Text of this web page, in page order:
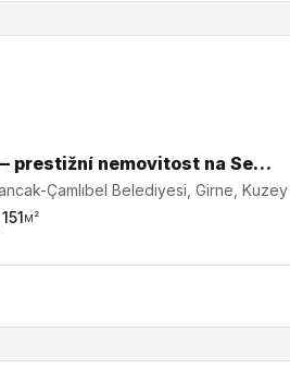
Vila v Laptě — prestižní nemovitost na Severním Kypru u moře pro bydlení a investici SV-493
151м²